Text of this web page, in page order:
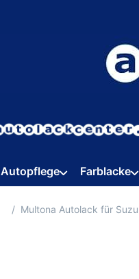
Autopflege Farblacke
Startseite
Multona Autolack für